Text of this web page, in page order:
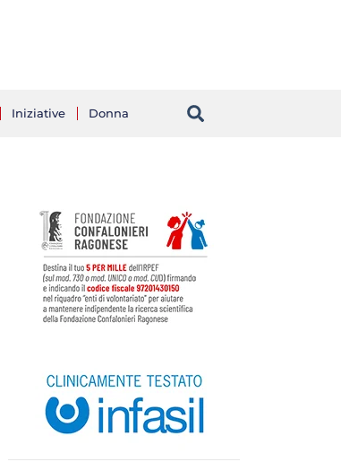
Iniziative Donna